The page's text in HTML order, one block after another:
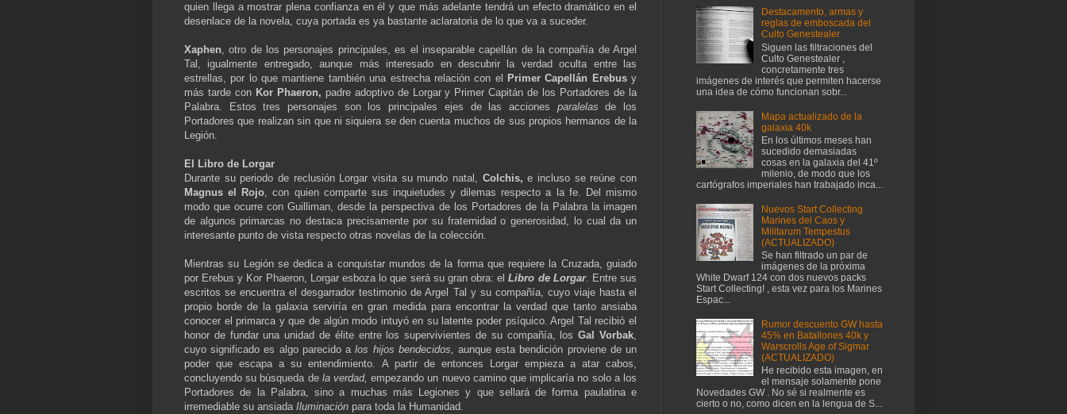
quien llega a mostrar plena confianza en él y que más adelante tendrá un efecto dramático en el
desenlace de la novela, cuya portada es ya bastante aclaratoria de lo que va a suceder.
Xaphen, otro de los personajes principales, es el inseparable capellán de la compañía de Argel
Tal, igualmente entregado, aunque más interesado en descubrir la verdad oculta entre las
estrellas, por lo que mantiene también una estrecha relación con el
Primer Capellán Erebusy
más tarde con Kor Phaeron, padre adoptivo de Lorgar y Primer Capitán de los Portadores de la
Palabra. Estos tres personajes son los principales ejes de las acciones paralelas de los
Portadores que realizan sin que ni siquiera se den cuenta muchos de sus propios hermanos de la
Legión.
El Libro de Lorgar
Durante su periodo de reclusión Lorgar visita su mundo natal, Colchis, e incluso se reúne con
Magnus el Rojo, con quien comparte sus inquietudes y dilemas respecto a la fe. Del mismo
modo que ocurre con Guilliman, desde la perspectiva de los Portadores de la Palabra la imagen
de algunos primarcas no destaca precisamente por su fraternidad o generosidad, lo cual da un
interesante punto de vista respecto otras novelas de la colección.
Mientras su Legión se dedica a conquistar mundos de la forma que requiere la Cruzada, guiado
por Erebus y Kor Phaeron, Lorgar esboza lo que será su gran obra: elLibro de Lorgar. Entre sus
escritos se encuentra el desgarrador testimonio de Argel Tal y su compañía, cuyo viaje hasta el
propio borde de la galaxia serviría en gran medida para encontrar la verdad que tanto ansiaba
conocer el primarca y que de algún modo intuyó en su latente poder psíquico. Argel Tal recibió el
honor de fundar una unidad de élite entre los supervivientes de su compañía, losGal Vorbak,
cuyo significado es algo parecido alos hijos bendecidos, aunque esta bendición proviene de un
poder que escapa a su entendimiento. A partir de entonces Lorgar empieza a atar cabos,
concluyendo su búsqueda de la verdad, empezando un nuevo camino que implicaría no solo a los
Portadores de la Palabra, sino a muchas más Legiones y que sellará de forma paulatina e
irremediable su ansiada Iluminación para toda la Humanidad.
Destacamento, armas y
reglas de emboscada del
Culto Genestealer
Siguen las filtraciones del
Culto Genestealer ,
concretamente tres
imágenes de interés que permiten hacerse
una idea de cómo funcionan sobr...
Mapa actualizado de la
galaxia 40k
En los últimos meses han
sucedido demasiadas
cosas en la galaxia del 41º
milenio, de modo que los
cartógrafos imperiales han trabajado inca...
Nuevos Start Collecting
Marines del Caos y
Militarum Tempestus
(ACTUALIZADO)
Se han filtrado un par de
imágenes de la próxima
White Dwarf 124 con dos nuevos packs
Start Collecting! , esta vez para los Marines
Espac...
Rumor descuento GW hasta
45% en Batallones 40k y
Warscrolls Age of Sigmar
(ACTUALIZADO)
He recibido esta imagen, en
el mensaje solamente pone
Novedades GW . No sé si realmente es
cierto o no, como dicen en la lengua de S...